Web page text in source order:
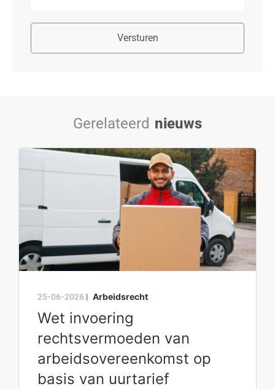
Versturen
Gerelateerd nieuws
25-06-2026 | Arbeidsrecht
Wet invoering
rechtsvermoeden van
arbeidsovereenkomst op
basis van uurtarief